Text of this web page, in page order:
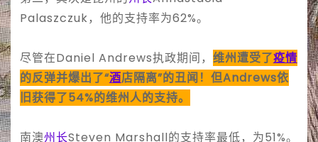
Palaszczuk，他的支持率为62%。
尽管在Daniel Andrews执政期间， 维州遭受了疫情
的反弹并爆出了“酒店隔离”的丑闻！但Andrews依
旧获得了54%的维州人的支持。
南澳州长Steven Marshall的支持率最低，为51%。